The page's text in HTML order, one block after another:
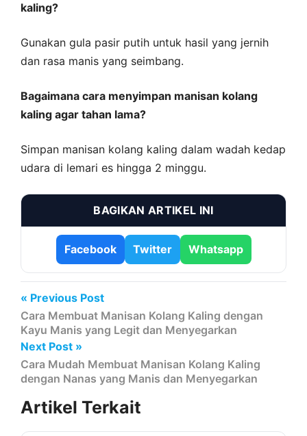
kaling?
Gunakan gula pasir putih untuk hasil yang jernih
dan rasa manis yang seimbang.
Bagaimana cara menyimpan manisan kolang
kaling agar tahan lama?
Simpan manisan kolang kaling dalam wadah kedap
udara di lemari es hingga 2 minggu.
BAGIKAN ARTIKEL INI
Facebook Twitter Whatsapp
« Previous Post
Cara Membuat Manisan Kolang Kaling dengan
Kayu Manis yang Legit dan Menyegarkan
Next Post »
Cara Mudah Membuat Manisan Kolang Kaling
dengan Nanas yang Manis dan Menyegarkan
Artikel Terkait